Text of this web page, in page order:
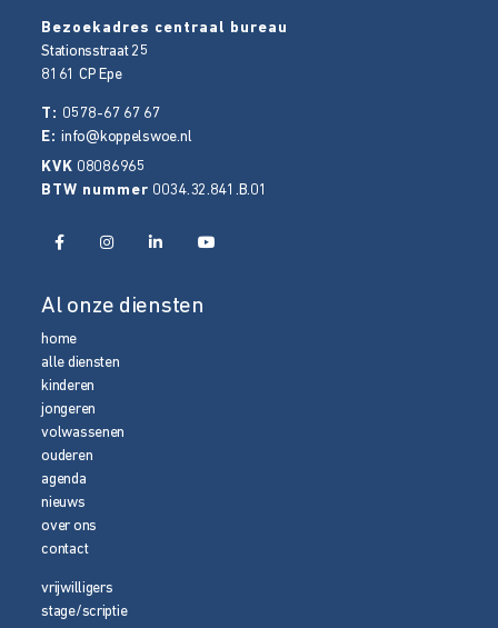
Bezoekadres centraal bureau
Stationsstraat 25
8161 CP Epe
T: 0578-67 67 67
E:info@koppelswoe.nl
KVK 08086965
BTW nummer 0034.32.841.B.01
Al onze diensten
home
alle diensten
kinderen
jongeren
volwassenen
ouderen
agenda
nieuws
over ons
contact
vrijwilligers
stage/scriptie